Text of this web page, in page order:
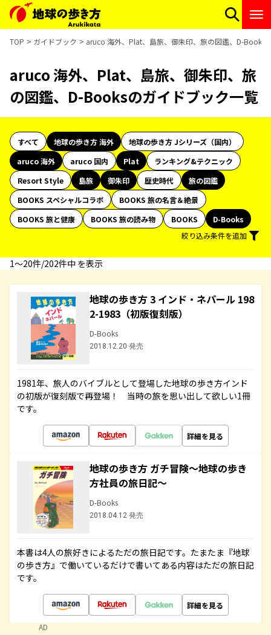
TOP ガイドブック aruco 海外、Plat、島旅、御朱印、旅の図鑑、D-Books
aruco 海外、Plat、島旅、御朱印、旅
の図鑑、D-Booksのガイドブック一覧
すべて 地球の歩き方 海外
地球の歩き方 Jシリーズ（国内）
aruco 海外
aruco 国内 Plat
ランキング&テクニック
Resort Style
島旅 御朱印 歴史時代
旅の図鑑
BOOKS スペシャルコラボ
BOOKS 旅の名言＆絶景
BOOKS 旅と健康
BOOKS 旅の読み物 BOOKS
D-Books
絞り込み条件を追加
1〜20件/202件中 を表示
地球の歩き方 3 インド・ネパール 198
2-1983（初版復刻版）
D-Books
2018.12.20 発売
1981年、旅人のバイブルとして登場した地球の歩き方インド
の初版が復刻版で再登場！ 当時の旅を思い出して欲しい1冊
です。
詳細を見る
地球の歩き方 ガチ冒険～地球の歩き
方社員の旅日記～
D-Books
2018.04.12 発売
本書は4人の旅好きによるただの旅日記です。たまたま『地球
の歩き方』で働いているだけで書いてある内容はただの旅日記
です。
詳細を見る
AD